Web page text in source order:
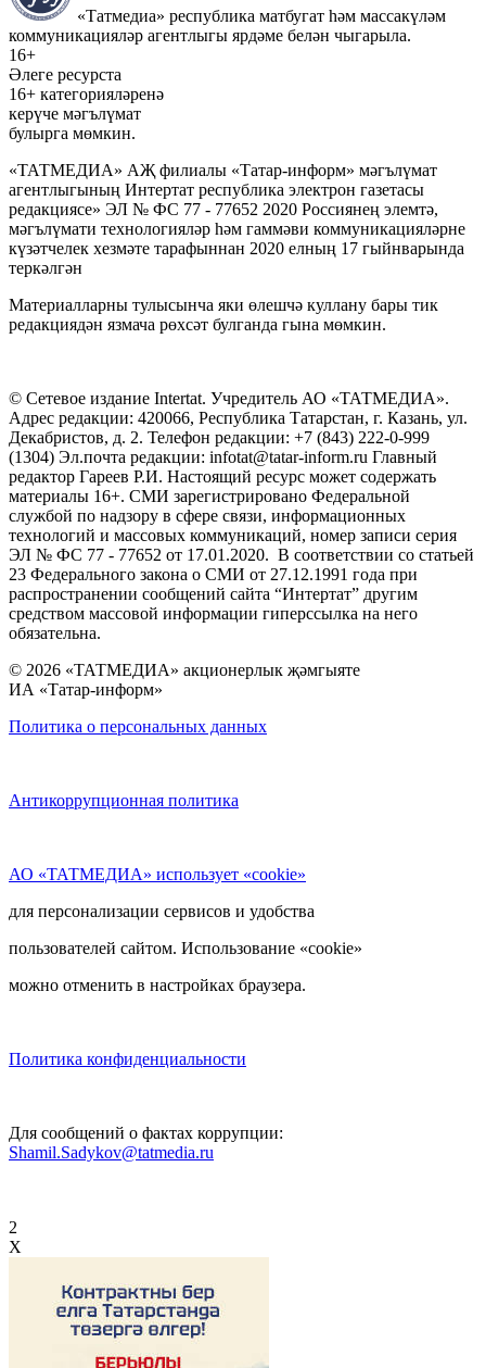
«Татмедиа» республика матбугат һәм массакүләм
коммуникацияләр агентлыгы ярдәме белән чыгарыла.
16+
Әлеге ресурста
16+ категорияләренә
керүче мәгълүмат
булырга мөмкин.
«ТАТМЕДИА» АҖ филиалы «Татар-информ» мәгълүмат
агентлыгының Интертат республика электрон газетасы
редакциясе» ЭЛ № ФС 77 - 77652 2020 Россиянең элемтә,
мәгълүмати технологияләр һәм гаммәви коммуникацияләрне
күзәтчелек хезмәте тарафыннан 2020 елның 17 гыйнварында
теркәлгән
Материалларны тулысынча яки өлешчә куллану бары тик
редакциядән язмача рөхсәт булганда гына мөмкин.
© Сетевое издание Intertat. Учредитель АО «ТАТМЕДИА».
Адрес редакции: 420066, Республика Татарстан, г. Казань, ул.
Декабристов, д. 2. Телефон редакции: +7 (843) 222-0-999
(1304) Эл.почта редакции: infotat@tatar-inform.ru Главный
редактор Гареев Р.И. Настоящий ресурс может содержать
материалы 16+. СМИ зарегистрировано Федеральной
службой по надзору в сфере связи, информационных
технологий и массовых коммуникаций, номер записи серия
ЭЛ № ФС 77 - 77652 от 17.01.2020. В соответствии со статьей
23 Федерального закона о СМИ от 27.12.1991 года при
распространении сообщений сайта “Интертат” другим
средством массовой информации гиперссылка на него
обязательна.
© 2026 «ТАТМЕДИА» акционерлык җәмгыяте
ИА «Татар-информ»
Политика о персональных данных
Антикоррупционная политика
АО «ТАТМЕДИА» использует «cookie»
для персонализации сервисов и удобства
пользователей сайтом. Использование «cookie»
можно отменить в настройках браузера.
Политика конфиденциальности
Для сообщений о фактах коррупции:
Shamil.Sadykov@tatmedia.ru
2
X